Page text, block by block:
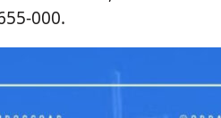
000.